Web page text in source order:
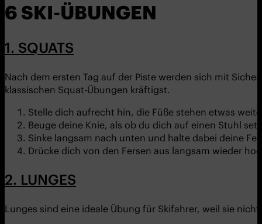
6 SKI-ÜBUNGEN
1. SQUATS
Nach dem ersten Tag auf der Piste werden sich mit
klassischen Squat-Übungen kräftigst.
Stelle dich aufrecht hin, die Füße stehen etwas
Beuge deine Knie, als ob du dich auf einen Stuhl
Sinke langsam nach unten und halte dabei deine
Drücke dich von den Fersen aus langsam wieder
2. LUNGES
Lunges sind eine ideale Übung für Skifahrer, weil sie